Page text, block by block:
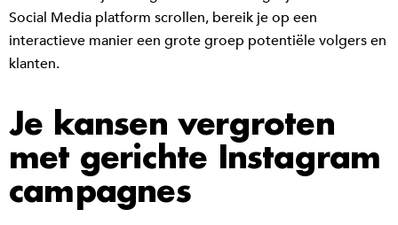
Social Media platform scrollen, bereik je op een
interactieve manier een grote groep potentiële volgers en
klanten.
Je kansen vergroten
met gerichte Instagram
campagnes